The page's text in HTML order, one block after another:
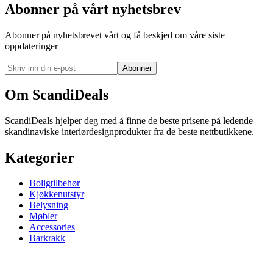
Abonner på vårt nyhetsbrev
Abonner på nyhetsbrevet vårt og få beskjed om våre siste
oppdateringer
Abonner
Om ScandiDeals
ScandiDeals hjelper deg med å finne de beste prisene på ledende
skandinaviske interiørdesignprodukter fra de beste nettbutikkene.
Kategorier
Boligtilbehør
Kjøkkenutstyr
Belysning
Møbler
Accessories
Barkrakk